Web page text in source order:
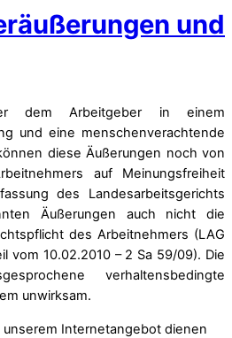
und
dem Arbeitgeber in einem
und eine menschenverachtende
diese Äußerungen noch von
auf Meinungsfreiheit
des Landesarbeitsgerichts
Äußerungen auch nicht die
des Arbeitnehmers (LAG
vom 10.02.2010 – 2 Sa 59/09). Die
verhaltensbedingte
unwirksam.
Internetangebot dienen